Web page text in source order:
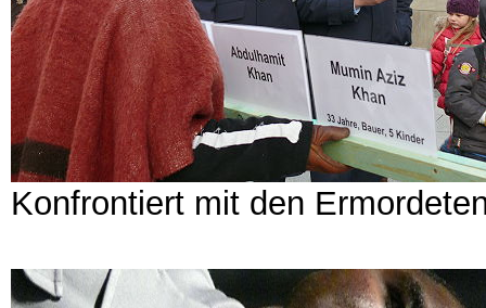
Konfrontiert mit den